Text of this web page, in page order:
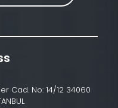
Cad. No: 14/12 34060